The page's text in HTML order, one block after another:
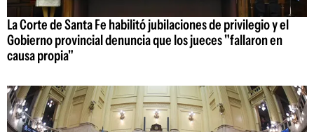
La Corte de Santa Fe habilitó jubilaciones de privilegio y el
Gobierno provincial denuncia que los jueces "fallaron en
causa propia"